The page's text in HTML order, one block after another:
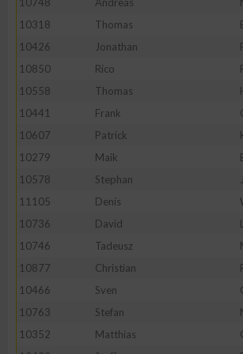
10318
Thomas
10426
Jonathan
10850
Rico
10558
Thomas
10441
Frank
10607
Patrick
10279
Maik
10578
Stephan
11105
Denis
10736
David
10746
Tadeusz
10877
Christian
10466
Sven
10763
Stefan
10352
Matthias
Erstellung von Profilen zur
Messung der Werbeleistung
Messung der Performance von Inhalten
Analyse von Zielgruppen durch
Entwicklung und Verbesserung der